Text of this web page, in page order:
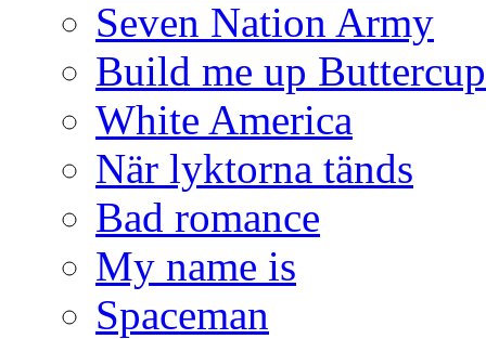
Seven Nation Army
Build me up Buttercup
White America
När lyktorna tänds
Bad romance
My name is
Spaceman